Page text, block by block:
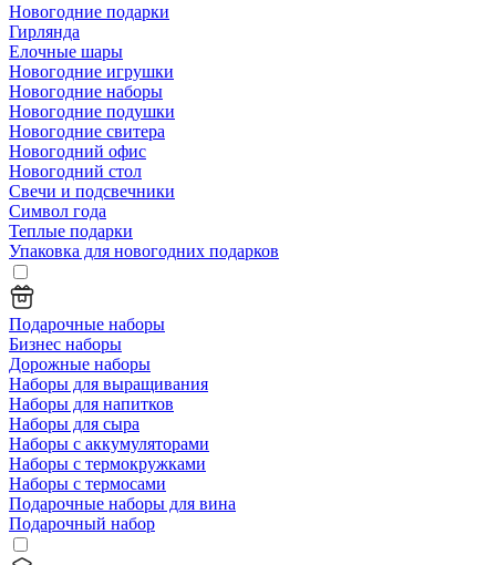
Новогодние подарки
Гирлянда
Елочные шары
Новогодние игрушки
Новогодние наборы
Новогодние подушки
Новогодние свитера
Новогодний офис
Новогодний стол
Свечи и подсвечники
Символ года
Теплые подарки
Упаковка для новогодних подарков
Подарочные наборы
Бизнес наборы
Дорожные наборы
Наборы для выращивания
Наборы для напитков
Наборы для сыра
Наборы с аккумуляторами
Наборы с термокружками
Наборы с термосами
Подарочные наборы для вина
Подарочный набор